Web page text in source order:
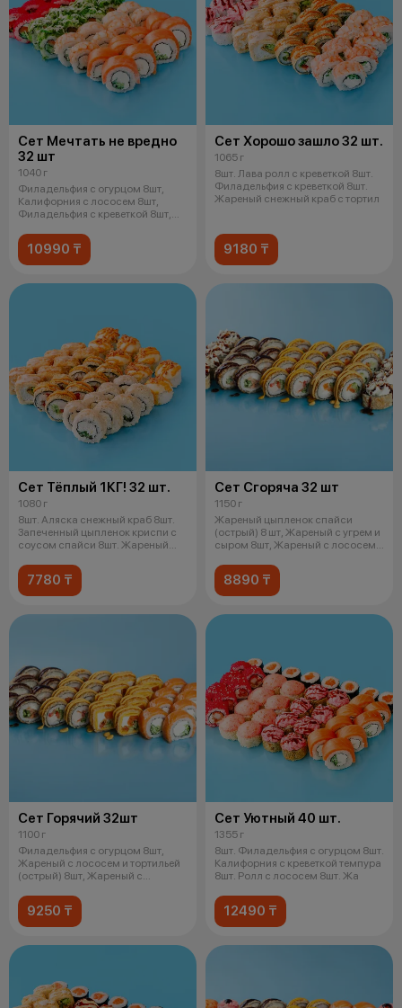
Сет Мечтать не вредно
32 шт
1040 г
Филадельфия с огурцом 8шт,
Калифорния с лососем 8шт,
Филадельфия с креветкой 8шт,
10990 ₸
Сет Хорошо зашло 32 шт.
1065 г
8шт. Лава ролл с креветкой 8шт.
Филадельфия с креветкой 8шт.
Жареный снежный краб с тортил
9180 ₸
Сет Тёплый 1КГ! 32 шт.
1080 г
8шт. Аляска снежный краб 8шт.
Запеченный цыпленок криспи с
соусом спайси 8шт. Жареный
7780 ₸
Сет Сгоряча 32 шт
1150 г
Жареный цыпленок спайси
(острый) 8 шт, Жареный с угрем и
сыром 8шт, Жареный с лососем
8890 ₸
Сет Горячий 32шт
1100 г
Филадельфия с огурцом 8шт,
Жареный с лососем и тортильей
(острый) 8шт, Жареный с
9250 ₸
Сет Уютный 40 шт.
1355 г
8шт. Филадельфия с огурцом 8шт.
Калифорния с креветкой темпура
8шт. Ролл с лососем 8шт. Жа
12490 ₸